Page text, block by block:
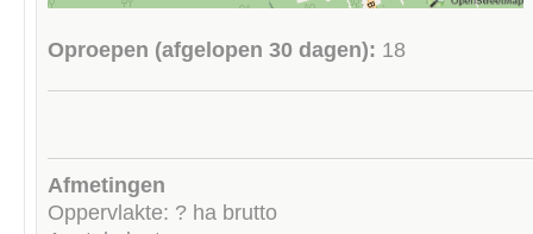
Oproepen (afgelopen 30 dagen): 18
Afmetingen
Oppervlakte: ? ha brutto